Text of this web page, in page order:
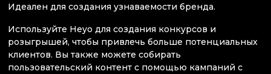
Идеален для создания узнаваемости бренда.
Используйте Heyo для создания конкурсов и
розыгрышей, чтобы привлечь больше потенциальных
клиентов. Вы также можете собирать
пользовательский контент с помощью кампаний с